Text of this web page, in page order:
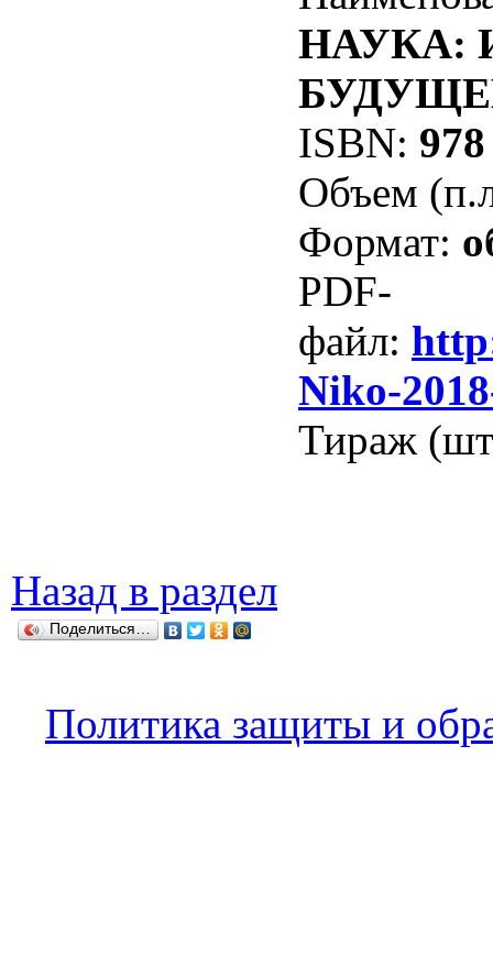
НАУКА:
ISBN:
Объем
Формат:
PDF-
файл:
Niko-
Тираж
Назад в раздел
Поделиться…
Политика защиты и